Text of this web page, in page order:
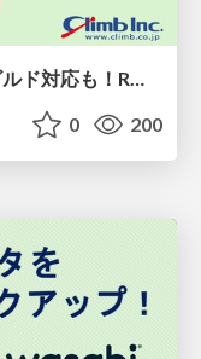
便利機能が続々追加！Windowsビルド対応も！RDBMS/NoSQL間のデータ連携ソリューション「Gluesync 2.1」新機能紹介
0 200